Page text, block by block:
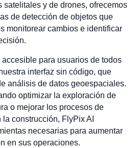
satelitales y de drones, ofrecemos
de detección de objetos que
monitorear cambios e identificar
para usuarios de todos
interfaz sin código, que
análisis de datos geoespaciales.
optimizar la exploración de
o mejorar los procesos de
construcción, FlyPix AI
necesarias para aumentar
en sus operaciones.